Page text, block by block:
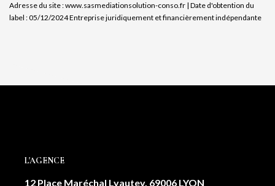
Adresse du site :www.sasmediationsolution-conso.fr | Date d'obtention du
label : 05/12/2024Entreprise juridiquement et financièrement indépendante
L'AGENCE
12 Place Maréchal Lyautey, 69006 LYON